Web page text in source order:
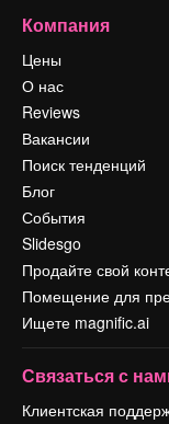
Компания
Цены
О нас
Reviews
Вакансии
Поиск тенденций
Блог
События
Slidesgo
Продайте свой
Помещение для
Ищете magnific.ai
Связаться с
Клиентская